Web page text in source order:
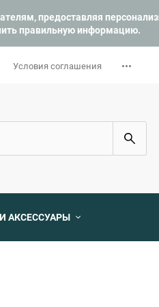
предоставляя
правильную информацию.
Условия соглашения
АКСЕССУАРЫ